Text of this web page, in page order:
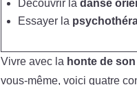
Découvrir ladanse
Essayer la
Vivre avec la honte de
vous-même, voici quatre